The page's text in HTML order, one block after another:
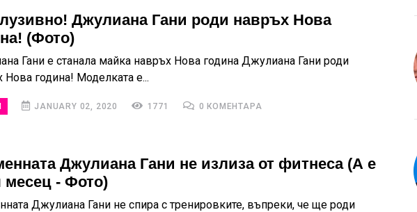
Джулиана Гани роди навръх Нова
(Фото)
Гани е станала майка навръх Нова година Джулиана Гани роди
Нова година! Моделката е...
JANUARY 02, 2020 1771 0 КОМЕНТАРА
Джулиана Гани не излиза от фитнеса (А е
месец - Фото)
Джулиана Гани не спира с тренировките, въпреки, че ще роди